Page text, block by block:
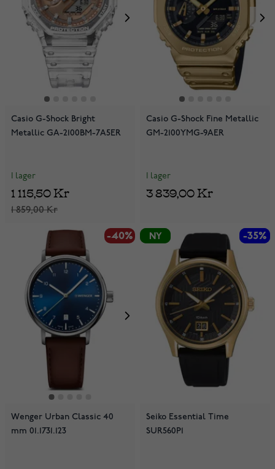
Casio G-Shock Bright
Metallic GA-2100BM-7A5ER
I lager
1 859,00 Kr
1 115,50 Kr
Casio G-Shock Fine Metallic
GM-2100YMG-9AER
I lager
3 839,00 Kr
-40%
Wenger Urban Classic 40
mm 01.1731.123
NY -35%
NY -35%
Seiko Essential Time
SUR560P1